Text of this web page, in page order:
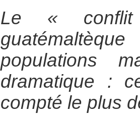
Le «
populations
dramatique :
compté le plus